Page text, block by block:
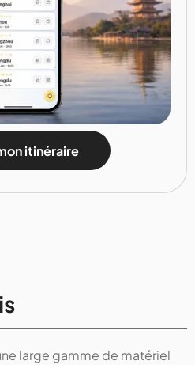
itinéraire
large gamme de matériel